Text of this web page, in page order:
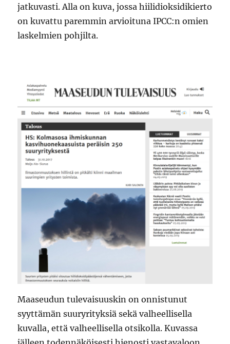
jatkuvasti. Alla on kuva, jossa hiilidioksidikierto
on kuvattu paremmin arvioituna IPCC:n omien
laskelmien pohjilta.
Maaseudun tulevaisuuskin on onnistunut
syyttämän suuryrityksiä sekä valheellisella
kuvalla, että valheellisella otsikolla. Kuvassa